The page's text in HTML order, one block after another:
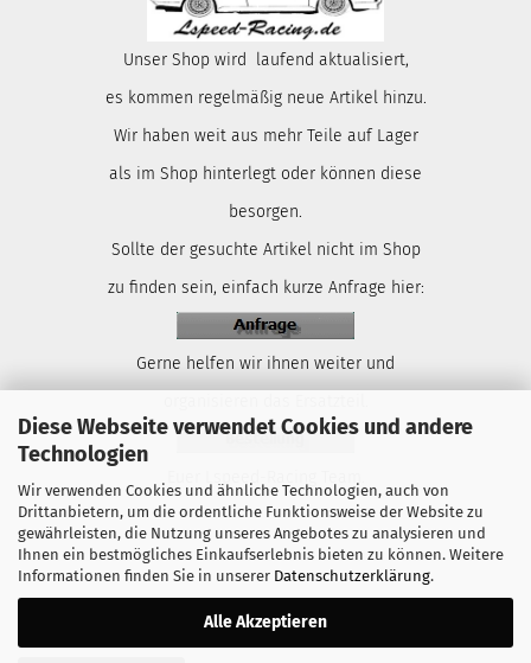
Diese Webseite verwendet Cookies und andere
Technologien
Wir verwenden Cookies und ähnliche Technologien, auch von
Drittanbietern, um die ordentliche Funktionsweise der Website zu
gewährleisten, die Nutzung unseres Angebotes zu analysieren und
Ihnen ein bestmögliches Einkaufserlebnis bieten zu können. Weitere
Informationen finden Sie in unserer Datenschutzerklärung.
Alle Akzeptieren
Unser Shop wird laufend aktualisiert,
es kommen regelmäßig neue Artikel hinzu.
Wir haben weit aus mehr Teile auf Lager
als im Shop hinterlegt oder können diese
besorgen.
Sollte der gesuchte Artikel nicht im Shop
zu finden sein, einfach kurze Anfrage hier:
Gerne helfen wir ihnen weiter und